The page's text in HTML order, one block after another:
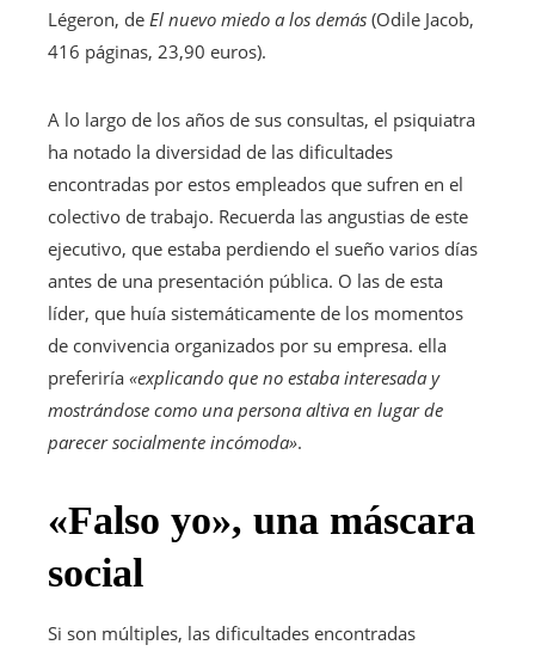
Légeron, de El nuevo miedo a los demás (Odile Jacob,
416 páginas, 23,90 euros).
A lo largo de los años de sus consultas, el psiquiatra
ha notado la diversidad de las dificultades
encontradas por estos empleados que sufren en el
colectivo de trabajo. Recuerda las angustias de este
ejecutivo, que estaba perdiendo el sueño varios días
antes de una presentación pública. O las de esta
líder, que huía sistemáticamente de los momentos
de convivencia organizados por su empresa. ella
preferiría «explicando que no estaba interesada y
mostrándose como una persona altiva en lugar de
parecer socialmente incómoda».
«Falso yo», una máscara
social
Si son múltiples, las dificultades encontradas